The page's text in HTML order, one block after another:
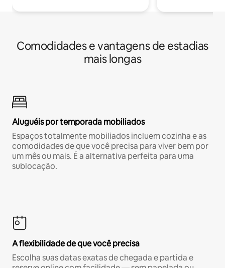
Comodidades e vantagens de estadias
mais longas
Aluguéis por temporada mobiliados
Espaços totalmente mobiliados incluem cozinha e as
comodidades de que você precisa para viver bem por
um mês ou mais. É a alternativa perfeita para uma
sublocação.
A flexibilidade de que você precisa
Escolha suas datas exatas de chegada e partida e